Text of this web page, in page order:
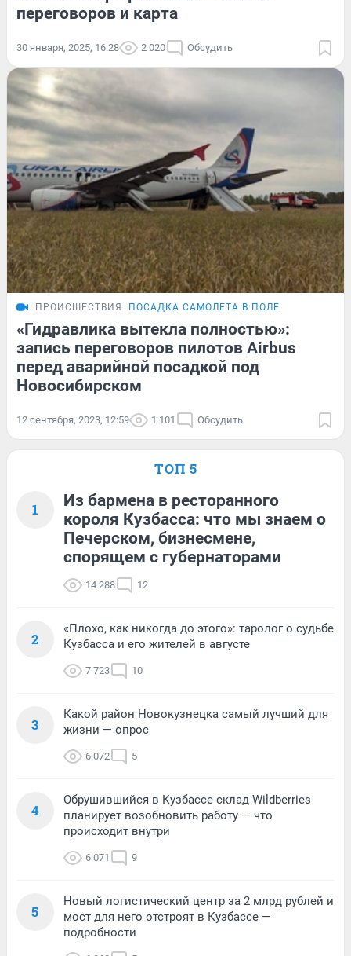
переговоров и карта
30 января, 2025, 16:28 2 020 Обсудить
ПРОИСШЕСТВИЯ ПОСАДКА САМОЛЕТА В ПОЛЕ
«Гидравлика вытекла полностью»:
запись переговоров пилотов Airbus
перед аварийной посадкой под
Новосибирском
12 сентября, 2023, 12:59 1 101 Обсудить
ТОП 5
1
Из бармена в ресторанного
короля Кузбасса: что мы знаем о
Печерском, бизнесмене,
спорящем с губернаторами
14 288 12
2
«Плохо, как никогда до этого»: таролог о судьбе
Кузбасса и его жителей в августе
7 723 10
3
Какой район Новокузнецка самый лучший для
жизни — опрос
6 072 5
4
Обрушившийся в Кузбассе склад Wildberries
планирует возобновить работу — что
происходит внутри
6 071 9
5
Новый логистический центр за 2 млрд рублей и
мост для него отстроят в Кузбассе —
подробности